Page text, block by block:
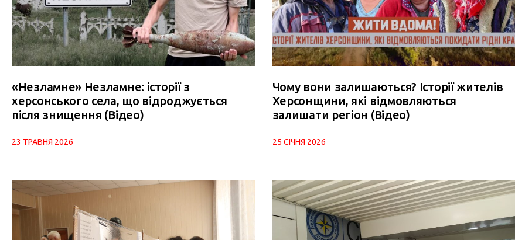
«Незламне» Незламне: історії з
херсонського села, що відроджується
після знищення (Відео)
23 ТРАВНЯ 2026
Чому вони залишаються? Історії жителів
Херсонщини, які відмовляються
залишати регіон (Відео)
25 СІЧНЯ 2026